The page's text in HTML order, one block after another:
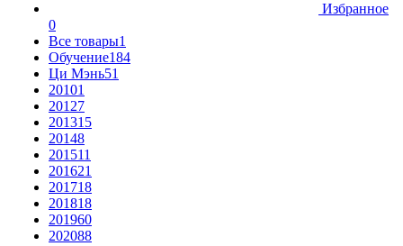
Избранное
0
Все товары1
Обучение184
Ци Мэнь51
20101
20127
201315
20148
201511
201621
201718
201818
201960
202088